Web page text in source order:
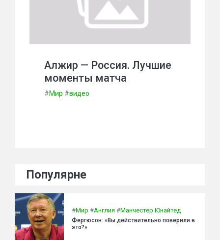
Алжир — Россия. Лучшие
моменты матча
#Мир #видео
Популярне
#Мир #Англия #Манчестер Юнайтед
Фергюсон: «Вы действительно поверили в
это?»